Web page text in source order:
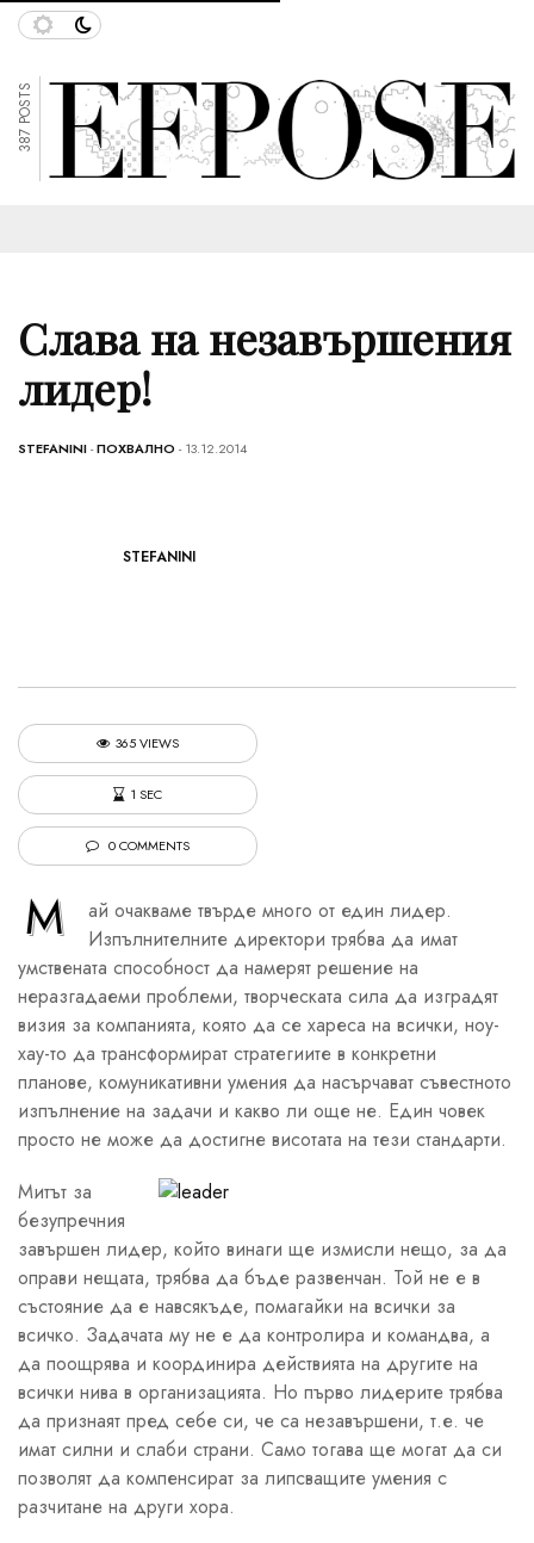
387 POSTS
Слава на незавършения
лидер!
STEFANINI-ПОХВАЛНО - 13.12.2014
STEFANINI
365 VIEWS
1 SEC
0 COMMENTS
М
ай очакваме твърде много от един лидер.
Изпълнителните директори трябва да имат
умствената способност да намерят решение на
неразгадаеми проблеми, творческата сила да изградят
визия за компанията, която да се хареса на всички, ноу-
хау-то да трансформират стратегиите в конкретни
планове, комуникативни умения да насърчават съвестното
изпълнение на задачи и какво ли още не. Един човек
просто не може да достигне висотата на тези стандарти.
Митът за
безупречния
завършен лидер, който винаги ще измисли нещо, за да
оправи нещата, трябва да бъде развенчан. Той не е в
състояние да е навсякъде, помагайки на всички за
всичко. Задачата му не е да контролира и командва, а
да поощрява и координира действията на другите на
всички нива в организацията. Но първо лидерите трябва
да признаят пред себе си, че са незавършени, т.е. че
имат силни и слаби страни. Само тогава ще могат да си
позволят да компенсират за липсващите умения с
разчитане на други хора.